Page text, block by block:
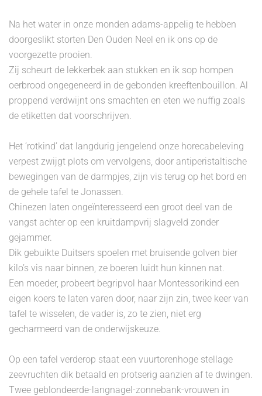
Na het water in onze monden adams-appelig te hebben
doorgeslikt storten Den Ouden Neel en ik ons op de
voorgezette prooien.
Zij scheurt de lekkerbek aan stukken en ik sop hompen
oerbrood ongegeneerd in de gebonden kreeftenbouillon. Al
proppend verdwijnt ons smachten en eten we nuffig zoals
de etiketten dat voorschrijven.
Het ‘rotkind’ dat langdurig jengelend onze horecabeleving
verpest zwijgt plots om vervolgens, door antiperistaltische
bewegingen van de darmpjes, zijn vis terug op het bord en
de gehele tafel te Jonassen.
Chinezen laten ongeïnteresseerd een groot deel van de
vangst achter op een kruitdampvrij slagveld zonder
gejammer.
Dik gebuikte Duitsers spoelen met bruisende golven bier
kilo’s vis naar binnen, ze boeren luidt hun kinnen nat.
Een moeder, probeert begripvol haar Montessorikind een
eigen koers te laten varen door, naar zijn zin, twee keer van
tafel te wisselen, de vader is, zo te zien, niet erg
gecharmeerd van de onderwijskeuze.
Op een tafel verderop staat een vuurtorenhoge stellage
zeevruchten dik betaald en protserig aanzien af te dwingen.
Twee geblondeerde-langnagel-zonnebank-vrouwen in